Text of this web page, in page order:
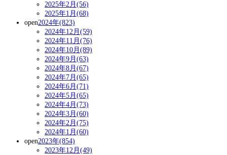
2025年2月(56)
2025年1月(68)
open2024年(823)
2024年12月(59)
2024年11月(76)
2024年10月(89)
2024年9月(63)
2024年8月(67)
2024年7月(65)
2024年6月(71)
2024年5月(65)
2024年4月(73)
2024年3月(60)
2024年2月(75)
2024年1月(60)
open2023年(854)
2023年12月(49)